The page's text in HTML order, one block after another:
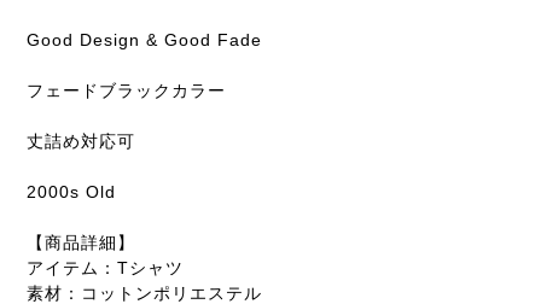
Good Design & Good Fade
フェードブラックカラー
丈詰め対応可
2000s Old
【商品詳細】
アイテム：Tシャツ
素材：コットンポリエステル